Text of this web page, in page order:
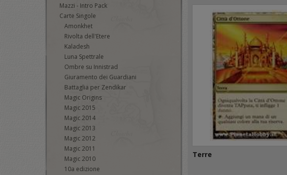
Mazzi - Intro Pack
Carte Singole
Amonkhet
Rivolta dell'Etere
Kaladesh
Luna Spettrale
Ombre su Innistrad
Giuramento dei Guardiani
Battaglia per Zendikar
Magic Origins
Magic 2015
Magic 2014
Magic 2013
Magic 2012
Magic 2011
Magic 2010
10a edizione
Terre